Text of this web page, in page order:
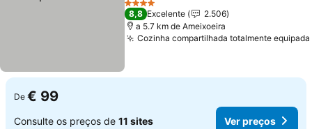
4 Estrelas
8,8 Excelente
2.506
a 5.7 km de Ameixoeira
Cozinha compartilhada totalmente equipada
De € 99
Consulte os preços de 11 sites Ver preços